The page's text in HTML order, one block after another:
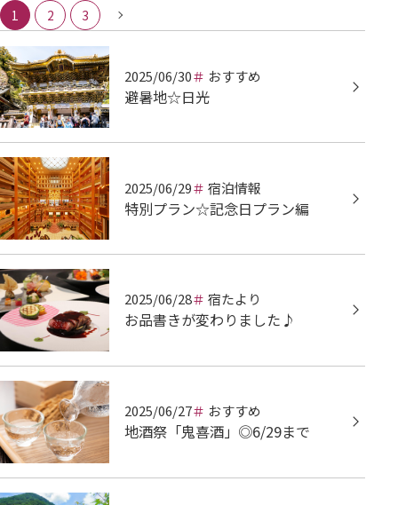
1 2 3
2025/06/30 おすすめ
避暑地☆日光
2025/06/29 宿泊情報
特別プラン☆記念日プラン編
2025/06/28 宿たより
お品書きが変わりました♪
2025/06/27 おすすめ
地酒祭「鬼喜酒」◎6/29まで